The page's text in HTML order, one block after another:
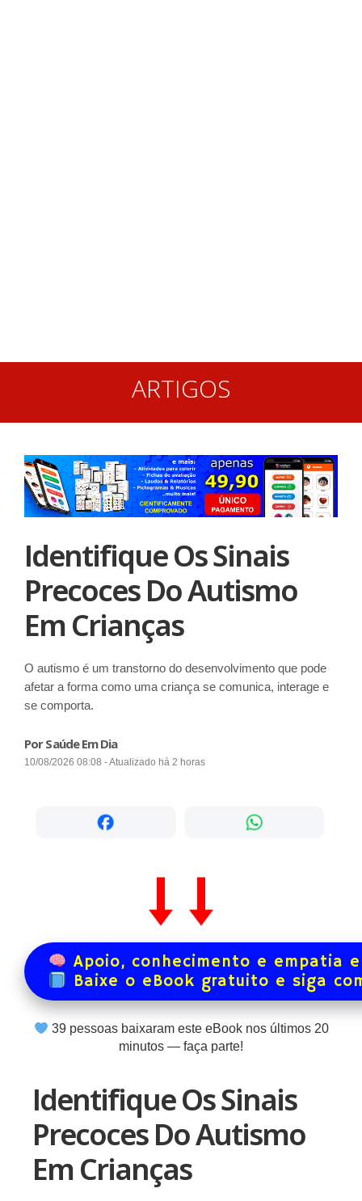
ARTIGOS
Identifique Os Sinais
Precoces Do Autismo
Em Crianças
O autismo é um transtorno do desenvolvimento que pode
afetar a forma como uma criança se comunica, interage e
se comporta.
Por Saúde Em Dia
10/08/2026 08:08 - Atualizado há 2 horas
Apoio, conhecimento e empatia
Baixe o eBook gratuito e siga
39pessoas baixaram este eBook nos últimos 20
minutos — faça parte!
Identifique Os Sinais
Precoces Do Autismo
Em Crianças